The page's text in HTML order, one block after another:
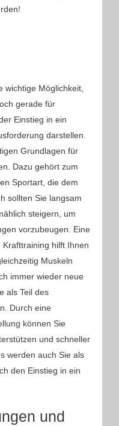
wichtige Möglichkeit,
gerade für
Einstieg in ein
darstellen.
Grundlagen für
Dazu gehört zum
Sportart, die dem
sollten Sie langsam
steigern, um
vorzubeugen. Eine
hilft Ihnen
Muskeln
immer wieder neue
als Teil des
Durch eine
können Sie
und schneller
werden auch Sie als
den Einstieg in ein
und